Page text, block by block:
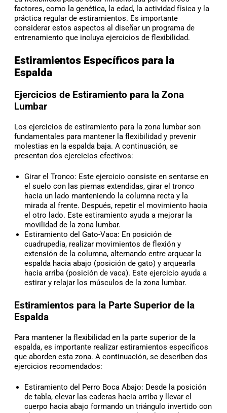
factores, como la genética, la edad, la actividad física y la
práctica regular de estiramientos. Es importante
considerar estos aspectos al diseñar un programa de
entrenamiento que incluya ejercicios de flexibilidad.
Estiramientos Específicos para la
Espalda
Ejercicios de Estiramiento para la Zona
Lumbar
Los ejercicios de estiramiento para la zona lumbar son
fundamentales para mantener la flexibilidad y prevenir
molestias en la espalda baja. A continuación, se
presentan dos ejercicios efectivos:
Girar el Tronco: Este ejercicio consiste en sentarse en
el suelo con las piernas extendidas, girar el tronco
hacia un lado manteniendo la columna recta y la
mirada al frente. Después, repetir el movimiento hacia
el otro lado. Este estiramiento ayuda a mejorar la
movilidad de la zona lumbar.
Estiramiento del Gato-Vaca: En posición de
cuadrupedia, realizar movimientos de flexión y
extensión de la columna, alternando entre arquear la
espalda hacia abajo (posición de gato) y arquearla
hacia arriba (posición de vaca). Este ejercicio ayuda a
estirar y relajar los músculos de la zona lumbar.
Estiramientos para la Parte Superior de la
Espalda
Para mantener la flexibilidad en la parte superior de la
espalda, es importante realizar estiramientos específicos
que aborden esta zona. A continuación, se describen dos
ejercicios recomendados:
Estiramiento del Perro Boca Abajo: Desde la posición
de tabla, elevar las caderas hacia arriba y llevar el
cuerpo hacia abajo formando un triángulo invertido con